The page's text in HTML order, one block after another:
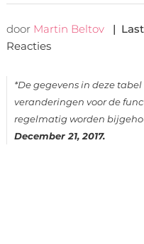
door Martin Beltov |
Reacties
*De gegevens in deze
veranderingen voor de
regelmatig worden
December 21, 2017.